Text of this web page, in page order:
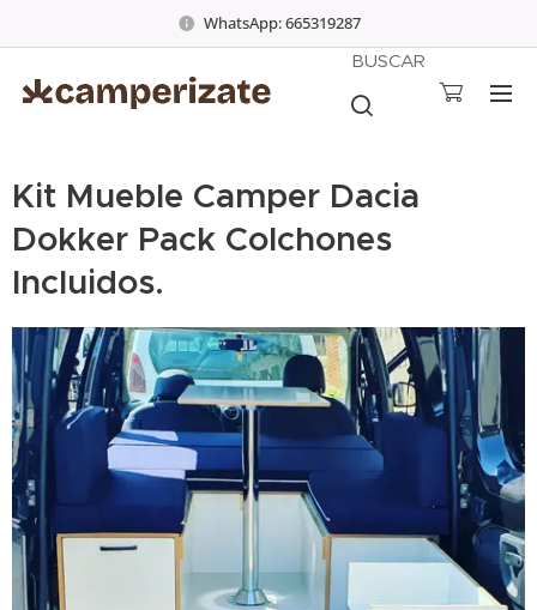
WhatsApp: 665319287
BUSCAR
Kit Mueble Camper Dacia
Dokker Pack Colchones
Incluidos.